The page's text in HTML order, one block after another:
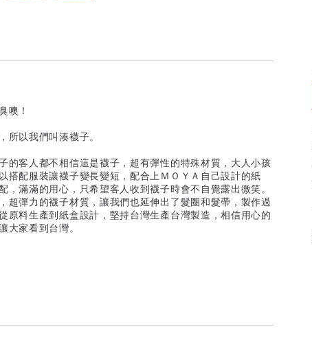
噢！
所以我們叫湊襪子。
的客人都不相信這是襪子，超有彈性的特殊材質，大人小孩
搭配服裝讓襪子變長變短，配合上ＭＯＹＡ自己設計的紙
滿滿的用心，只希望客人收到襪子時會不自覺露出微笑。
超彈力的襪子材質，讓我們也延伸出了髮圈和髮帶，製作過
原料生產到紙盒設計，堅持台灣生產台灣製造，相信用心的
家看到台灣。